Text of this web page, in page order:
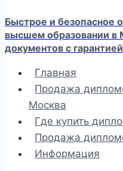
Быстрое и безопасное
высшем образовании
документов с
Главная
Продажа
Москва
Где купить
Продажа
Информация